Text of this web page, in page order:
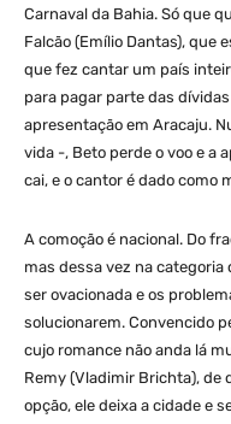
Carnaval da Bahia. Só que
Falcão (Emílio Dantas), que
que fez cantar um país
para pagar parte das
apresentação em Aracaju.
vida -, Beto perde o voo e a
cai, e o cantor é dado como
A comoção é nacional. Do
mas dessa vez na categoria
ser ovacionada e os
solucionarem. Convencido
cujo romance não anda lá
Remy (Vladimir Brichta), de
opção, ele deixa a cidade e